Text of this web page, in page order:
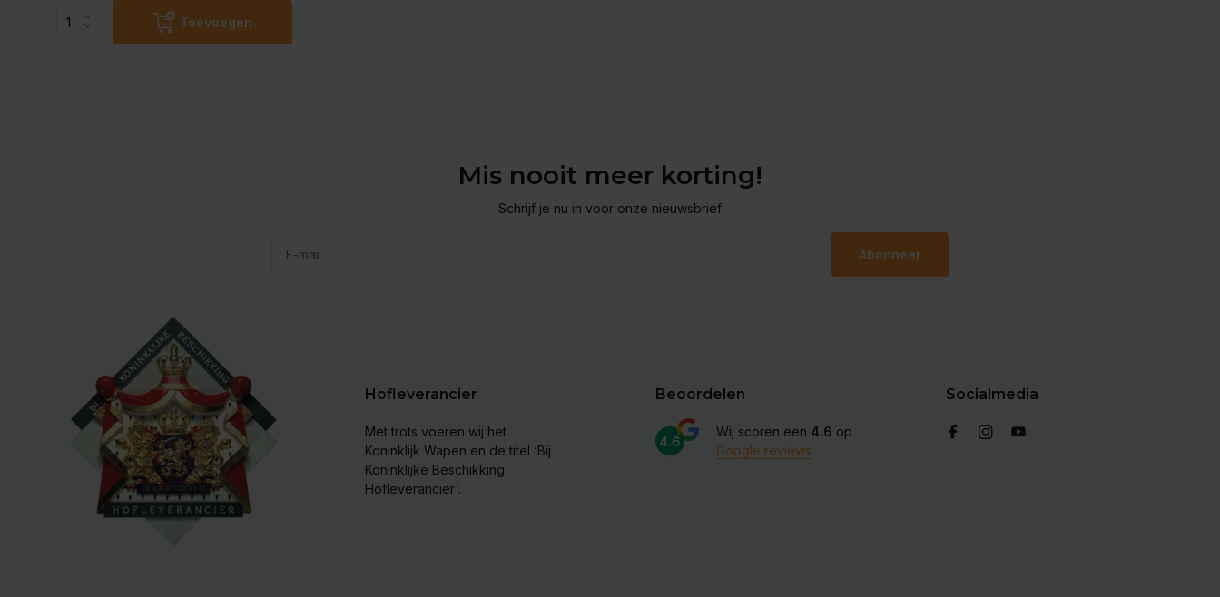
Toevoegen
Mis nooit meer korting!
Schrijf je nu in voor onze nieuwsbrief
Abonneer
Hofleverancier
Met trots voeren wij het
Koninklijk Wapen en de titel ‘Bij
Koninklijke Beschikking
Hofleverancier'.
Beoordelen
4.6
Wij scoren een 4.6 op
Google reviews
Socialmedia